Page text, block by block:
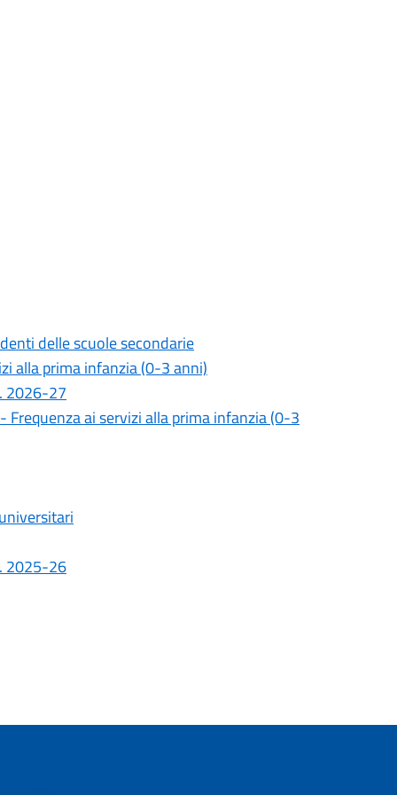
delle scuole secondarie
alla prima infanzia (0-3 anni)
2026-27
Frequenza ai servizi alla prima infanzia (0-3
2025-26